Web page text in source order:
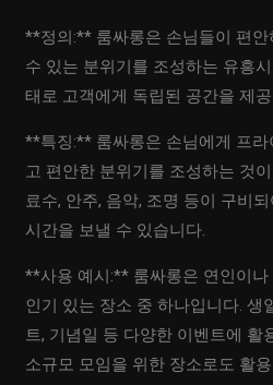
**정의:** 룸싸롱은 손님들이 편
수 있는 분위기를 조성하는 유흥
태로 고객에게 독립된 공간을 제
**특징:** 룸싸롱은 손님에게 프
고 편안한 분위기를 조성하는 것
료수, 안주, 음악, 조명 등이 구비
시간을 보낼 수 있습니다.
**사용 예시:** 룸싸롱은 연인이
인기 있는 장소 중 하나입니다. 생
트, 기념일 등 다양한 이벤트에 활
소규모 모임을 위한 장소로도 활